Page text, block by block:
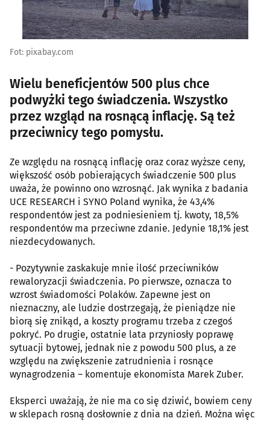
Fot: pixabay.com
Wielu beneficjentów 500 plus chce
podwyżki tego świadczenia. Wszystko
przez wzgląd na rosnącą inflację. Są też
przeciwnicy tego pomysłu.
Ze względu na rosnącą inflację oraz coraz wyższe ceny,
większość osób pobierających świadczenie 500 plus
uważa, że powinno ono wzrosnąć. Jak wynika z badania
UCE RESEARCH i SYNO Poland wynika, że 43,4%
respondentów jest za podniesieniem tj. kwoty, 18,5%
respondentów ma przeciwne zdanie. Jedynie 18,1% jest
niezdecydowanych.
- Pozytywnie zaskakuje mnie ilość przeciwników
rewaloryzacji świadczenia. Po pierwsze, oznacza to
wzrost świadomości Polaków. Zapewne jest on
nieznaczny, ale ludzie dostrzegają, że pieniądze nie
biorą się znikąd, a koszty programu trzeba z czegoś
pokryć. Po drugie, ostatnie lata przyniosły poprawę
sytuacji bytowej, jednak nie z powodu 500 plus, a ze
względu na zwiększenie zatrudnienia i rosnące
wynagrodzenia – komentuje ekonomista Marek Zuber.
Eksperci uważają, że nie ma co się dziwić, bowiem ceny
w sklepach rosną dosłownie z dnia na dzień. Można więc